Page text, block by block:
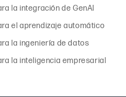
la integración de GenAI
el aprendizaje automático
la ingeniería de datos
la inteligencia empresarial